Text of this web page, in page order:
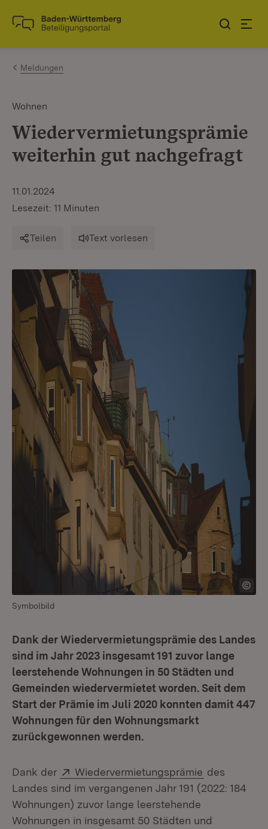
Zum Inhalt springen
Link zur Startseite
Meldungen
Wohnen
Wiedervermietungsprämie
weiterhin gut nachgefragt
11.01.2024
Lesezeit: 11 Minuten
Teilen Text vorlesen
Symbolbild
Dank der Wiedervermietungsprämie des Landes
sind im Jahr 2023 insgesamt 191 zuvor lange
leerstehende Wohnungen in 50 Städten und
Gemeinden wiedervermietet worden. Seit dem
Start der Prämie im Juli 2020 konnten damit 447
Wohnungen für den Wohnungsmarkt
zurückgewonnen werden.
Dank der Extern:
Wiedervermietungsprämie (Öffnet in
des
Landes sind im vergangenen Jahr 191 (2022: 184
Wohnungen) zuvor lange leerstehende
Wohnungen in insgesamt 50 Städten und